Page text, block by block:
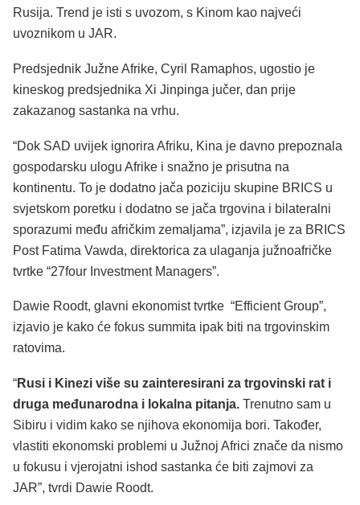
Rusija. Trend je isti s uvozom, s Kinom kao najveći
uvoznikom u JAR.
Predsjednik Južne Afrike, Cyril Ramaphos, ugostio je
kineskog predsjednika Xi Jinpinga jučer, dan prije
zakazanog sastanka na vrhu.
“Dok SAD uvijek ignorira Afriku, Kina je davno prepoznala
gospodarsku ulogu Afrike i snažno je prisutna na
kontinentu. To je dodatno jača poziciju skupine BRICS u
svjetskom poretku i dodatno se jača trgovina i bilateralni
sporazumi među afričkim zemaljama”, izjavila je za BRICS
Post Fatima Vawda, direktorica za ulaganja južnoafričke
tvrtke “27four Investment Managers”.
Dawie Roodt, glavni ekonomist tvrtke “Efficient Group”,
izjavio je kako će fokus summita ipak biti na trgovinskim
ratovima.
“Rusi i Kinezi više su zainteresirani za trgovinski rat i
druga međunarodna i lokalna pitanja. Trenutno sam u
Sibiru i vidim kako se njihova ekonomija bori. Također,
vlastiti ekonomski problemi u Južnoj Africi znače da nismo
u fokusu i vjerojatni ishod sastanka će biti zajmovi za
JAR”, tvrdi Dawie Roodt.